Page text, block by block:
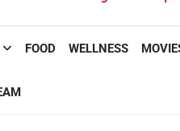
FOOD WELLNESS